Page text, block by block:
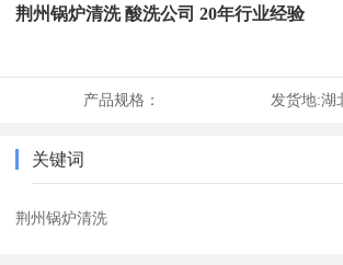
荆州锅炉清洗 酸洗公司 20年行业经验
产品规格： 发货地:湖
关键词
荆州锅炉清洗